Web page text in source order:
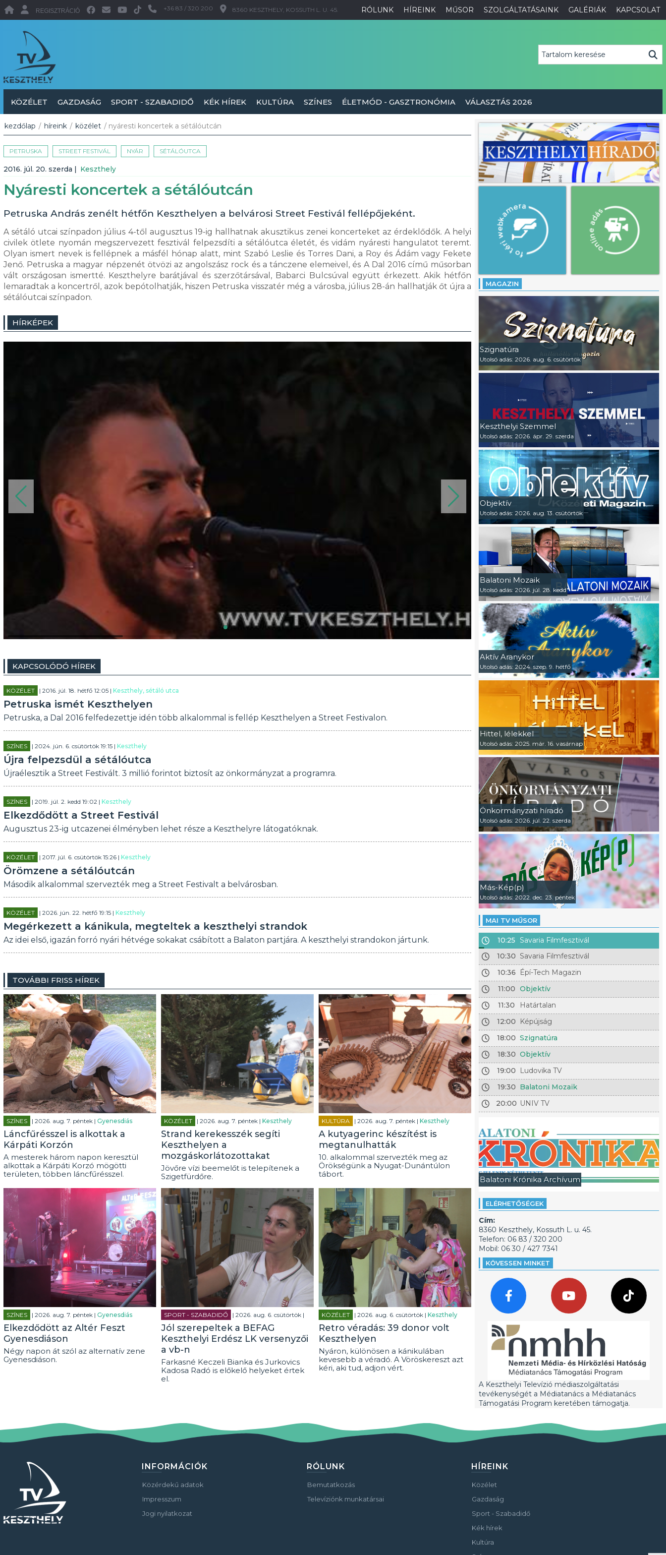
RÓLUNK HÍREINK MŰSOR SZOLGÁLTATÁSAINK GALÉRIÁK KAPCSOLAT
REGISZTRÁCIÓ +36 83 / 320 200 8360 KESZTHELY, KOSSUTH L. U. 45.
KÖZÉLET GAZDASÁG SPORT - SZABADIDŐ KÉK HÍREK KULTÚRA SZÍNES ÉLETMÓD - GASZTRONÓMIA VÁLASZTÁS 2026
kezdőlap / híreink / közélet / nyáresti koncertek a sétálóutcán
PETRUSKA STREET FESTIVÁL NYÁR SÉTÁLÓUTCA
2016. júl. 20. szerda | Keszthely
Nyáresti koncertek a sétálóutcán
Petruska András zenélt hétfőn Keszthelyen a belvárosi Street Festivál fellépőjeként.
A sétáló utcai színpadon július 4-től augusztus 19-ig hallhatnak akusztikus zenei koncerteket az érdeklődők. A helyi
civilek ötlete nyomán megszervezett fesztivál felpezsdíti a sétálóutca életét, és vidám nyáresti hangulatot teremt.
Olyan ismert nevek is fellépnek a másfél hónap alatt, mint Szabó Leslie és Torres Dani, a Roy és Ádám vagy Fekete
Jenő. Petruska a magyar népzenét ötvözi az angolszász rock és a tánczene elemeivel, és A Dal 2016 című műsorban
vált országosan ismertté. Keszthelyre barátjával és szerzőtársával, Babarci Bulcsúval együtt érkezett. Akik hétfőn
lemaradtak a koncertről, azok bepótolhatják, hiszen Petruska visszatér még a városba, július 28-án hallhatják őt újra a
sétálóutcai színpadon.
HÍRKÉPEK
KAPCSOLÓDÓ HÍREK
KÖZÉLET | 2016. júl. 18. hétfő 12:05 | Keszthely, sétáló utca
Petruska ismét Keszthelyen
Petruska, a Dal 2016 felfedezettje idén több alkalommal is fellép Keszthelyen a Street Festivalon.
SZÍNES | 2024. jún. 6. csütörtök 19:15 | Keszthely
Újra felpezsdül a sétálóutca
Újraélesztik a Street Festivált. 3 millió forintot biztosít az önkormányzat a programra.
SZÍNES | 2019. júl. 2. kedd 19:02 | Keszthely
Elkezdődött a Street Festivál
Augusztus 23-ig utcazenei élményben lehet része a Keszthelyre látogatóknak.
KÖZÉLET | 2017. júl. 6. csütörtök 15:26 | Keszthely
Örömzene a sétálóutcán
Második alkalommal szervezték meg a Street Festivalt a belvárosban.
KÖZÉLET | 2026. jún. 22. hétfő 19:15 | Keszthely
Megérkezett a kánikula, megteltek a keszthelyi strandok
Az idei első, igazán forró nyári hétvége sokakat csábított a Balaton partjára. A keszthelyi strandokon jártunk.
TOVÁBBI FRISS HÍREK
SZÍNES | 2026. aug. 7. péntek | Gyenesdiás
Láncfűrésszel is alkottak a
Kárpáti Korzón
A mesterek három napon keresztül
alkottak a Kárpáti Korzó mögötti
területen, többen láncfűrésszel.
KÖZÉLET | 2026. aug. 7. péntek | Keszthely
Strand kerekesszék segíti
Keszthelyen a
mozgáskorlátozottakat
Jövőre vízi beemelőt is telepítenek a
Szigetfürdőre.
KULTÚRA | 2026. aug. 7. péntek | Keszthely
A kutyagerinc készítést is
megtanulhatták
10. alkalommal szervezték meg az
Örökségünk a Nyugat-Dunántúlon
tábort.
SZÍNES | 2026. aug. 7. péntek | Gyenesdiás
Elkezdődött az Altér Feszt
Gyenesdiáson
Négy napon át szól az alternatív zene
Gyenesdiáson.
SPORT - SZABADIDŐ | 2026. aug. 6. csütörtök |
Jól szerepeltek a BEFAG
Keszthelyi Erdész LK versenyzői
a vb-n
Farkasné Keczeli Bianka és Jurkovics
Kadosa Radó is előkelő helyeket értek
el.
KÖZÉLET | 2026. aug. 6. csütörtök | Keszthely
Retro véradás: 39 donor volt
Keszthelyen
Nyáron, különösen a kánikulában
kevesebb a véradó. A Vöröskereszt azt
kéri, aki tud, adjon vért.
MAGAZIN
Szignatúra
Utolsó adás: 2026. aug. 6. csütörtök
Keszthelyi Szemmel
Utolsó adás: 2026. ápr. 29. szerda
Objektív
Utolsó adás: 2026. aug. 13. csütörtök
Balatoni Mozaik
Utolsó adás: 2026. júl. 28. kedd
Aktív Aranykor
Utolsó adás: 2024. szep. 9. hétfő
Hittel, lélekkel
Utolsó adás: 2025. már. 16. vasárnap
Önkormányzati híradó
Utolsó adás: 2026. júl. 22. szerda
Más-Kép(p)
Utolsó adás: 2022. dec. 23. péntek
MAI TV MŰSOR
10:25 Savaria Filmfesztivál
10:30 Savaria Filmfesztivál
10:36
Épí-Tech Magazin
11:00 Objektív
11:30
Határtalan
12:00
Képújság
18:00 Szignatúra
18:30 Objektív
19:00
Ludovika TV
19:30 Balatoni Mozaik
20:00 UNIV TV
Balatoni Krónika Archívum
ELÉRHETŐSÉGEK
Cím:
8360 Keszthely, Kossuth L. u. 45.
Telefon: 06 83 / 320 200
Mobil: 06 30 / 427 7341
KÖVESSEN MINKET
A Keszthelyi Televízió médiaszolgáltatási
tevékenységét a Médiatanács a Médiatanács
Támogatási Program keretében támogatja.
INFORMÁCIÓK
Közérdekű adatok
Impresszum
Jogi nyilatkozat
RÓLUNK
Bemutatkozás
Televíziónk munkatársai
HÍREINK
Közélet
Gazdaság
Sport - Szabadidő
Kék hírek
Kultúra